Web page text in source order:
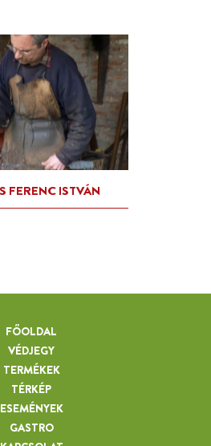
FŐOLDAL
VÉDJEGY
TERMÉKEK
TÉRKÉP
ESEMÉNYEK
GASTRO